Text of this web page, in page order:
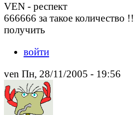
VEN - респект
666666 за такое
получить
войти
ven Пн, 28/11/2005 - 19:56